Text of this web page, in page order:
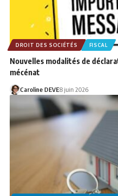
DROIT DES SOCIÉTÉS FISCAL
Nouvelles modalités de
mécénat
Caroline DEVE8 juin 2026